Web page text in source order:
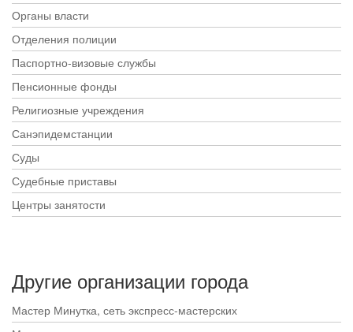
Органы власти
Отделения полиции
Паспортно-визовые службы
Пенсионные фонды
Религиозные учреждения
Санэпидемстанции
Суды
Судебные приставы
Центры занятости
Другие организации города
Мастер Минутка, сеть экспресс-мастерских